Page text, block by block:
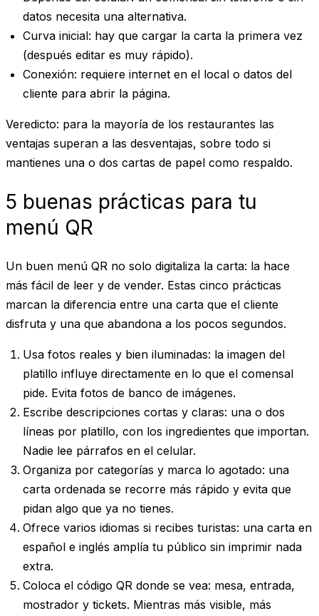
datos necesita una alternativa.
Curva inicial: hay que cargar la carta la primera vez
(después editar es muy rápido).
Conexión: requiere internet en el local o datos del
cliente para abrir la página.
Veredicto: para la mayoría de los restaurantes las
ventajas superan a las desventajas, sobre todo si
mantienes una o dos cartas de papel como respaldo.
5 buenas prácticas para tu
menú QR
Un buen menú QR no solo digitaliza la carta: la hace
más fácil de leer y de vender. Estas cinco prácticas
marcan la diferencia entre una carta que el cliente
disfruta y una que abandona a los pocos segundos.
Usa fotos reales y bien iluminadas: la imagen del
platillo influye directamente en lo que el comensal
pide. Evita fotos de banco de imágenes.
Escribe descripciones cortas y claras: una o dos
líneas por platillo, con los ingredientes que importan.
Nadie lee párrafos en el celular.
Organiza por categorías y marca lo agotado: una
carta ordenada se recorre más rápido y evita que
pidan algo que ya no tienes.
Ofrece varios idiomas si recibes turistas: una carta en
español e inglés amplía tu público sin imprimir nada
extra.
Coloca el código QR donde se vea: mesa, entrada,
mostrador y tickets. Mientras más visible, más